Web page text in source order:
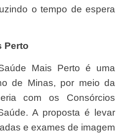
o tempo de espera
Perto
de Minas, por meio da
com os Consórcios
A proposta é levar
e exames de imagem